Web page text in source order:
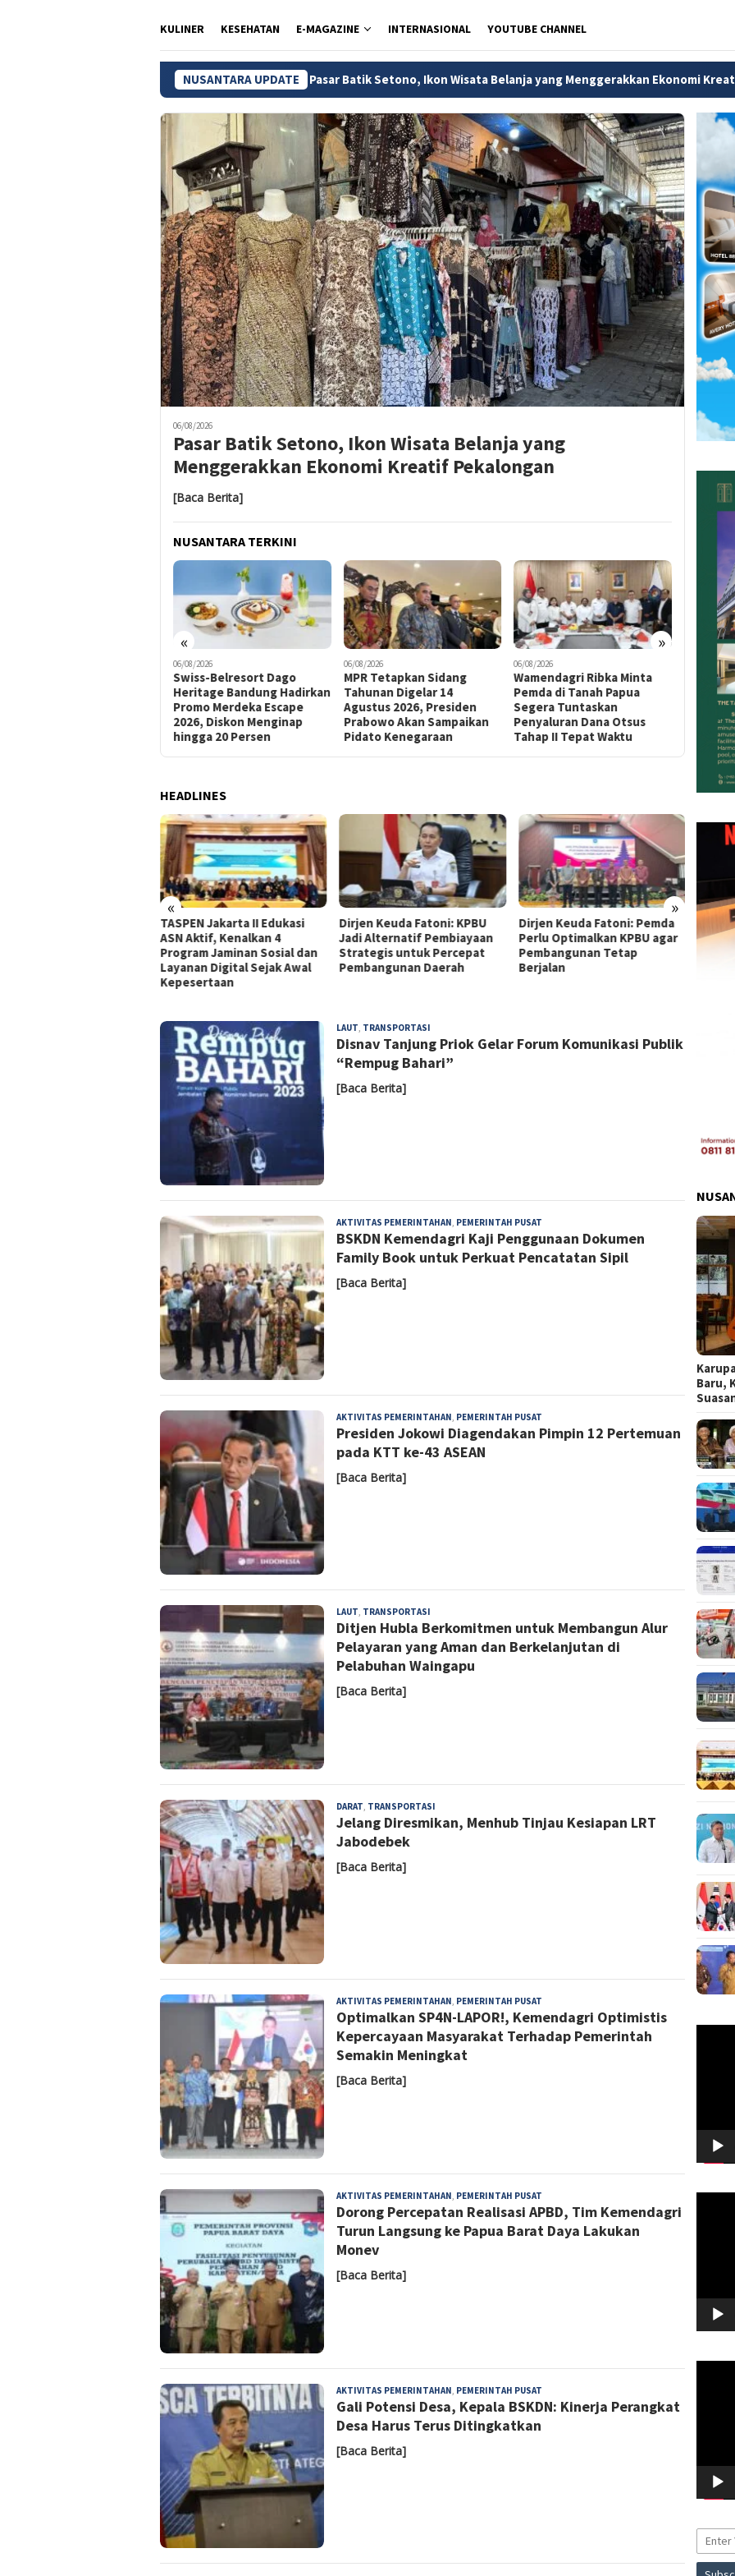
KULINER KESEHATAN E-MAGAZINE INTERNASIONAL YOUTUBE CHANNEL
NUSANTARA UPDATE
Pasar Batik Setono, Ikon Wisata Belanja yang Menggerakkan Ekonomi Kreatif Pekalongan
06/08/2026
Pasar Batik Setono, Ikon Wisata Belanja yang
Menggerakkan Ekonomi Kreatif Pekalongan
[Baca Berita]
NUSANTARA TERKINI
« »
06/08/2026
Swiss-Belresort Dago
Heritage Bandung Hadirkan
Promo Merdeka Escape
2026, Diskon Menginap
hingga 20 Persen
06/08/2026
MPR Tetapkan Sidang
Tahunan Digelar 14
Agustus 2026, Presiden
Prabowo Akan Sampaikan
Pidato Kenegaraan
06/08/2026
Wamendagri Ribka Minta
Pemda di Tanah Papua
Segera Tuntaskan
Penyaluran Dana Otsus
Tahap II Tepat Waktu
05/08/2026
BPS:
Juta
HEADLINES
« »
TASPEN Jakarta II Edukasi
ASN Aktif, Kenalkan 4
Program Jaminan Sosial dan
Layanan Digital Sejak Awal
Kepesertaan
Dirjen Keuda Fatoni: KPBU
Jadi Alternatif Pembiayaan
Strategis untuk Percepat
Pembangunan Daerah
Dirjen Keuda Fatoni: Pemda
Perlu Optimalkan KPBU agar
Pembangunan Tetap
Berjalan
Dirjen
NUSANTARA
INFO
LAUT, TRANSPORTASI
Disnav Tanjung Priok Gelar Forum Komunikasi Publik
“Rempug Bahari”
[Baca Berita]
AKTIVITAS PEMERINTAHAN, PEMERINTAH PUSAT
BSKDN Kemendagri Kaji Penggunaan Dokumen
Family Book untuk Perkuat Pencatatan Sipil
[Baca Berita]
AKTIVITAS PEMERINTAHAN, PEMERINTAH PUSAT
Presiden Jokowi Diagendakan Pimpin 12 Pertemuan
pada KTT ke-43 ASEAN
[Baca Berita]
LAUT, TRANSPORTASI
Ditjen Hubla Berkomitmen untuk Membangun Alur
Pelayaran yang Aman dan Berkelanjutan di
Pelabuhan Waingapu
[Baca Berita]
DARAT, TRANSPORTASI
Jelang Diresmikan, Menhub Tinjau Kesiapan LRT
Jabodebek
[Baca Berita]
AKTIVITAS PEMERINTAHAN, PEMERINTAH PUSAT
Optimalkan SP4N-LAPOR!, Kemendagri Optimistis
Kepercayaan Masyarakat Terhadap Pemerintah
Semakin Meningkat
[Baca Berita]
AKTIVITAS PEMERINTAHAN, PEMERINTAH PUSAT
Dorong Percepatan Realisasi APBD, Tim Kemendagri
Turun Langsung ke Papua Barat Daya Lakukan
Monev
[Baca Berita]
AKTIVITAS PEMERINTAHAN, PEMERINTAH PUSAT
Gali Potensi Desa, Kepala BSKDN: Kinerja Perangkat
Desa Harus Terus Ditingkatkan
[Baca Berita]
Baru,